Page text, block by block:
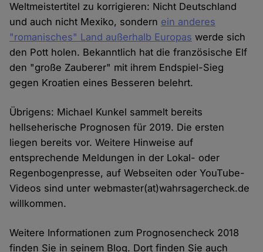
Weltmeistertitel zu korrigieren: Nicht Deutschland
und auch nicht Mexiko, sondern ein anderes
"romanisches" Land außerhalb Europas werde sich
den Pott holen. Bekanntlich hat die französische Elf
den "große Zauberer" mit ihrem Endspiel-Sieg
gegen Kroatien eines Besseren belehrt.
Übrigens: Michael Kunkel sammelt bereits
hellseherische Prognosen für 2019. Die ersten
liegen bereits vor. Weitere Hinweise auf
entsprechende Meldungen in der Lokal- oder
Regenbogenpresse, auf Webseiten oder YouTube-
Videos sind unter webmaster(at)wahrsagercheck.de
willkommen.
Weitere Informationen zum Prognosencheck 2018
finden Sie in seinem Blog. Dort finden Sie auch